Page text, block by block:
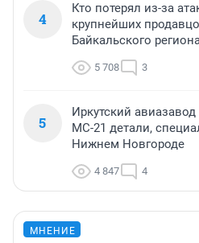
4
Кто потерял из-за
крупнейших
Байкальского
5 708 3
5
Иркутский
МС-21 детали,
Нижнем Новгороде
4 847 4
МНЕНИЕ